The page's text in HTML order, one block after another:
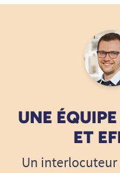
Sécurité intégrée
Plateforme
Protection de
Utilisation
dur.
Mécanisme
UKCA.
UNE
ET
Un